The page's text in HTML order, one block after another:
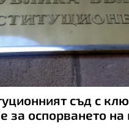
съд с
за оспорването на